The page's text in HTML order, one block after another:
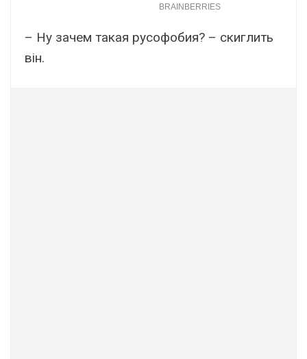
– Ну зачем такая pycoфобия? – скиглить
він.